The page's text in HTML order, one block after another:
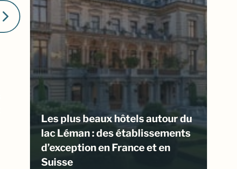
Les plus beaux hôtels autour du
lac Léman : des établissements
d’exception en France et en
Suisse